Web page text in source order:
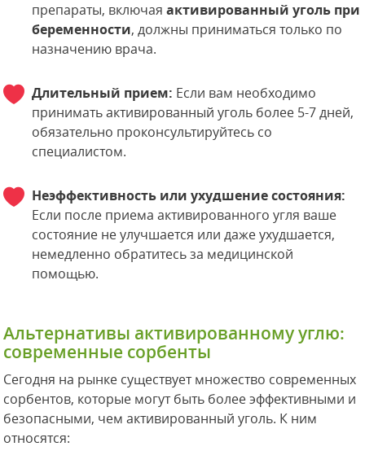
препараты, включаяактивированный уголь при
беременности, должны приниматься только по
назначению врача.
Длительный прием: Если вам необходимо
принимать активированный уголь более 5-7 дней,
обязательно проконсультируйтесь со
специалистом.
Неэффективность или ухудшение состояния:
Если после приема активированного угля ваше
состояние не улучшается или даже ухудшается,
немедленно обратитесь за медицинской
помощью.
Альтернативы активированному углю:
современные сорбенты
Сегодня на рынке существует множество современных
сорбентов, которые могут быть более эффективными и
безопасными, чем активированный уголь. К ним
относятся: